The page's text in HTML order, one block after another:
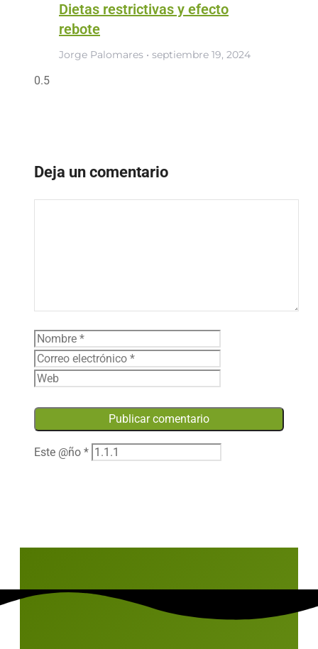
Dietas restrictivas y efecto
rebote
Jorge Palomares septiembre 19, 2024
Deja un comentario
Nombre
Este @ño *